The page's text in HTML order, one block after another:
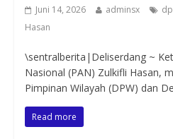
Juni 14, 2026 adminsx
Hasan
\sentralberita|Deliserdang ~
Nasional (PAN) Zulkifli Hasan,
Pimpinan Wilayah (DPW) dan
Read more